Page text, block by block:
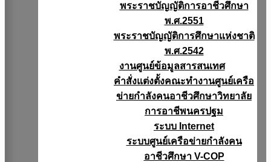
พระราชบัญญัติการอาชีวศึกษา
พ.ศ.2551
พระราชบัญญัติการศึกษาแห่งชาติ
พ.ศ.2542
งานศูนย์ข้อมูลสารสนเทศ
คำสั่งแต่งตั้งคณะทำงานศูนย์เครือ
ข่ายกำลังคนอาชีวศึกษาวิทยาลัย
การอาชีพนครปฐม
ระบบ Internet
ระบบศูนย์เครือข่ายกำลังคน
อาชีวศึกษา V-COP